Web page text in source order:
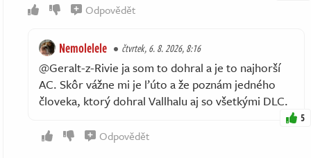
Odpovědět
Nemolelele čtvrtek, 6. 8. 2026, 8:16
@Geralt-z-Rivie ja som to dohral a je to najhorší
AC. Skôr vážne mi je ľúto a že poznám jedného
človeka, ktorý dohral Vallhalu aj so všetkými DLC.
5
Odpovědět